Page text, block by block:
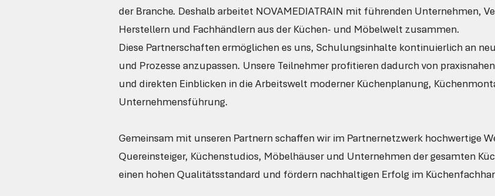
der Branche. Deshalb arbeitet NOVAMEDIATRAIN mit führenden Unternehmen,
Herstellern und Fachhändlern aus der Küchen- und Möbelwelt zusammen.
Diese Partnerschaften ermöglichen es uns, Schulungsinhalte kontinuierlich an
und Prozesse anzupassen. Unsere Teilnehmer profitieren dadurch von
und direkten Einblicken in die Arbeitswelt moderner Küchenplanung,
Unternehmensführung.
Gemeinsam mit unseren Partnern schaffen wir im Partnernetzwerk hochwertige
Quereinsteiger, Küchenstudios, Möbelhäuser und Unternehmen der gesamten
einen hohen Qualitätsstandard und fördern nachhaltigen Erfolg im